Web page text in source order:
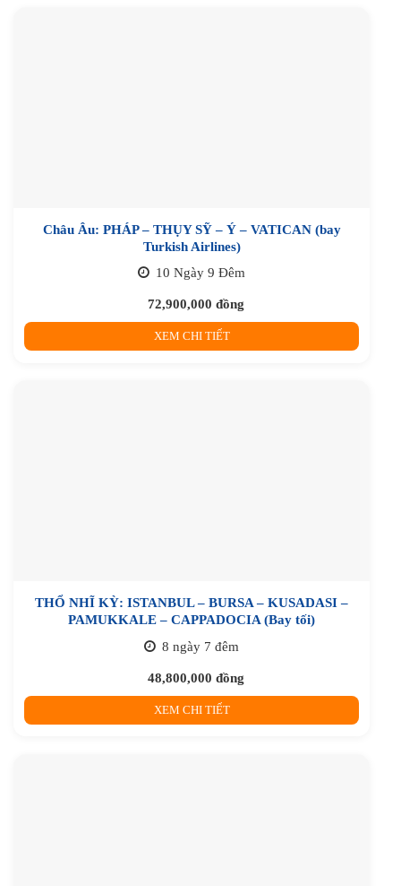
Châu Âu: PHÁP – THỤY SỸ – Ý – VATICAN (bay
Turkish Airlines)
10 Ngày 9 Đêm
72,900,000 đồng
XEM CHI TIẾT
THỔ NHĨ KỲ: ISTANBUL – BURSA – KUSADASI –
PAMUKKALE – CAPPADOCIA (Bay tối)
8 ngày 7 đêm
48,800,000 đồng
XEM CHI TIẾT